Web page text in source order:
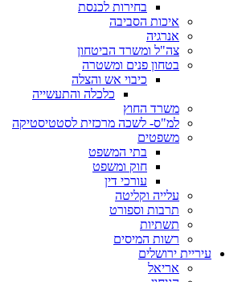
בחירות לכנסת
איכות הסביבה
אנרגיה
צה"ל ומשרד הביטחון
בטחון פנים ומשטרה
כיבוי אש והצלה
כלכלה והתעשייה
משרד החוץ
למ"ס- לשכה מרכזית לסטטיסטיקה
משפטים
בתי המשפט
חוק ומשפט
עורכי דין
עלייה וקליטה
תרבות וספורט
תשתיות
רשות המיסים
עיריית ירושלים
אריאל